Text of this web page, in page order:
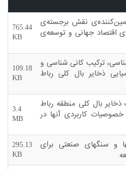
نقش برجسته‌ی
اقتصاد جهانی و توسعه‌ی
765.44
KB
ترکیب کانی شناسی و
ذخایر بال کلی رباط
109.18
KB
بال کلی منطقه رباط
کاربردی آنها در
3.4
MB
و سنگهای صنعتی برای
295.13
KB